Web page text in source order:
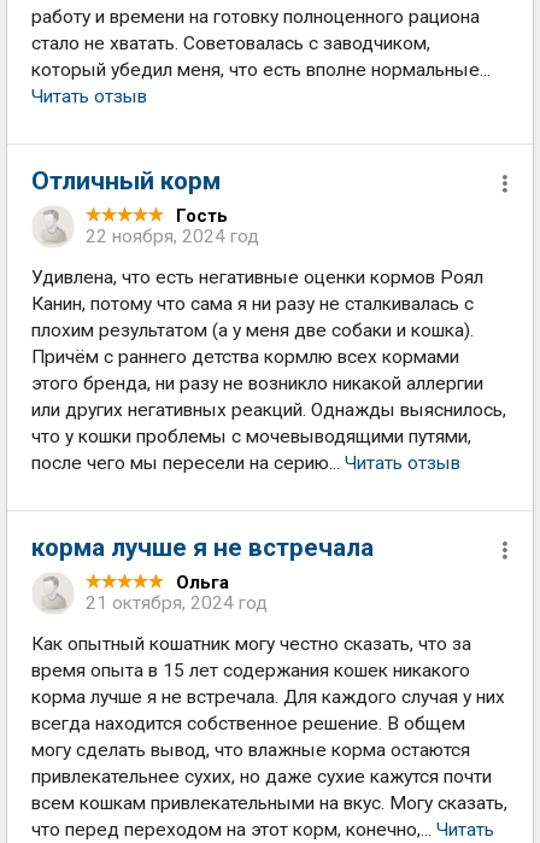
работу и времени на готовку полноценного рациона
стало не хватать. Советовалась с заводчиком,
который убедил меня, что есть вполне нормальные...
Читать отзыв
Отличный корм
Гость
22 ноября, 2024 год
Удивлена, что есть негативные оценки кормов Роял
Канин, потому что сама я ни разу не сталкивалась с
плохим результатом (а у меня две собаки и кошка).
Причём с раннего детства кормлю всех кормами
этого бренда, ни разу не возникло никакой аллергии
или других негативных реакций. Однажды выяснилось,
что у кошки проблемы с мочевыводящими путями,
после чего мы пересели на серию... Читать отзыв
корма лучше я не встречала
Ольга
21 октября, 2024 год
Как опытный кошатник могу честно сказать, что за
время опыта в 15 лет содержания кошек никакого
корма лучше я не встречала. Для каждого случая у них
всегда находится собственное решение. В общем
могу сделать вывод, что влажные корма остаются
привлекательнее сухих, но даже сухие кажутся почти
всем кошкам привлекательными на вкус. Могу сказать,
что перед переходом на этот корм, конечно,... Читать